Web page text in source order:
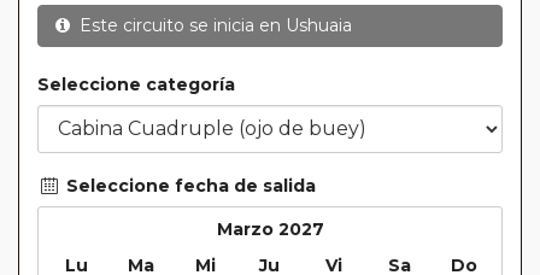
Este circuito se inicia en Ushuaia
Seleccione categoría
Seleccione fecha de salida
Marzo 2027
Lu
Ma Mi Ju Vi Sa Do